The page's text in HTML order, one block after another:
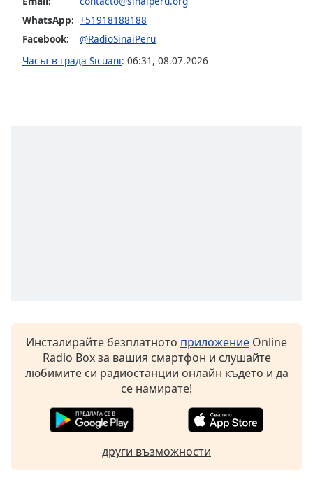
dialog
window.
Escape
Background
WhatsApp: +51918188188
Facebook:
@RadioSinaiPeru
Часът в града Sicuani: 06:31 , 08.07.2026
Инсталирайте безплатното приложение Online
Radio Box за вашия смартфон и слушайте
любимите си радиостанции онлайн където и да
се намирате!
други възможности